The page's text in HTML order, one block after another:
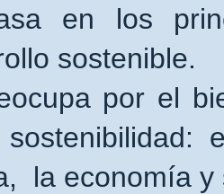
en los
sostenible.
por el
la economía y